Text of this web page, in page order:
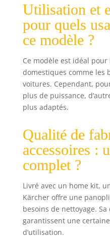
Utilisation et
pour quels
ce modèle ?
Ce modèle est idéal
domestiques comme les
voitures. Cependant,
plus de puissance,
plus adaptés.
Qualité de
accessoires :
complet ?
Livré avec un home kit,
Kärcher offre une
besoins de nettoyage. Sa
garantissent une
d’utilisation.